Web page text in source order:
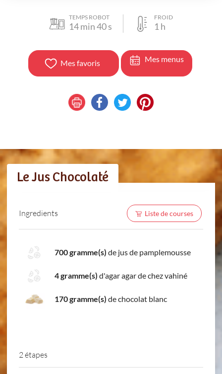
TEMPS ROBOT
14min40s
FROID
1 h
Mes favoris Mes menus
Le Jus Chocolaté
Ingredients Liste de courses
700 gramme(s) de jus de pamplemousse
4 gramme(s) d'agar agar de chez vahiné
170 gramme(s) de chocolat blanc
2 étapes